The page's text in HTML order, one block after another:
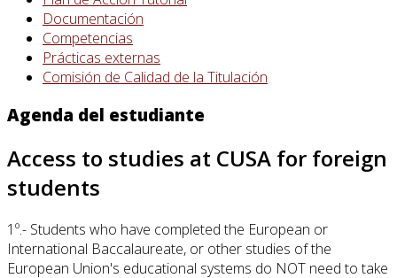
Documentación
Competencias
Prácticas externas
Comisión de Calidad de la Titulación
Agenda del estudiante
Access to studies at CUSA for foreign
students
1º.- Students who have completed the European or
International Baccalaureate, or other studies of the
European Union's educational systems do NOT need to take